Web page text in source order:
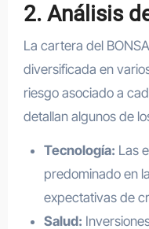
2. Análisis
La cartera del
diversificada en
riesgo asociado a
detallan algunos de
Tecnología: Las
predominado en
expectativas de
Salud: